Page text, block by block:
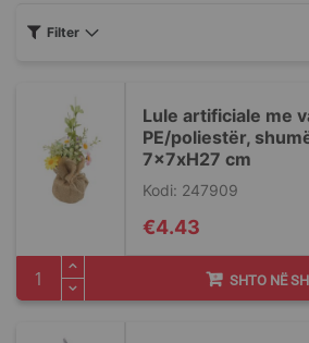
Lule artificiale me
PE/poliestër,
7x7xH27 cm
Kodi: 247909
€4.43
SHTO NË
Filter